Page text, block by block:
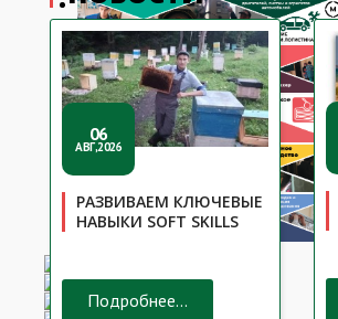
06
АВГ,2026
РАЗВИВАЕМ КЛЮЧЕВЫЕ
НАВЫКИ SOFT SKILLS
Подробнее...